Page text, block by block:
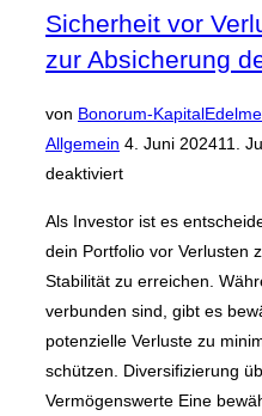
Strategien
für
Immobilieninvestoren,
zu
lösen“
Sicherheit vor
zur Absicherung
von Bonorum-Kapital
Allgemein Veröffentlicht
am
4. Juni 202411.
deaktiviert
Als Investor ist es
dein Portfolio vor Verlusten
Stabilität zu erreichen.
verbunden sind, gibt es
potenzielle Verluste zu
schützen. Diversifizierung
Vermögenswerte Eine